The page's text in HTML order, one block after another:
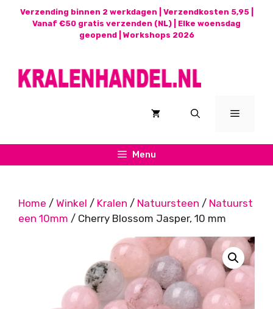
Verzending binnen 2 werkdagen | Verzendkosten 5,95 |
Vanaf €50 gratis verzenden (NL) | Elke woensdag
geopend | Workshops 2026
Menu
Menu
Home / Winkel / Kralen / Natuursteen / Natuurst
een 10mm / Cherry Blossom Jasper, 10 mm